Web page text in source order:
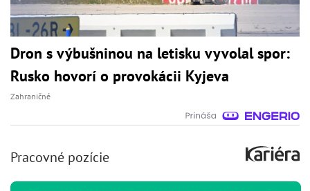
Dron s výbušninou na letisku vyvolal spor:
Rusko hovorí o provokácii Kyjeva
Zahraničné
Pracovné pozície